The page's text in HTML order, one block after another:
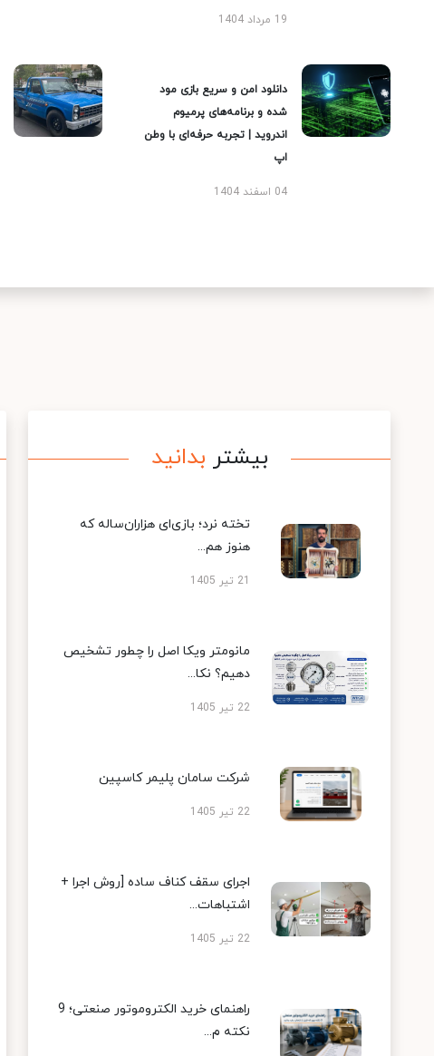
19 مرداد 1404
دانلود امن و سریع بازی مود
شده و برنامه‌های پرمیوم
اندروید | تجربه حرفه‌ای با وطن
اپ
04 اسفند 1404
بیشتر بدانید
تخته نرد؛ بازی‌ای هزاران‌ساله که
هنوز هم...
21 تیر 1405
مانومتر ویکا اصل را چطور تشخیص
دهیم؟ نکا...
22 تیر 1405
شرکت سامان پلیمر کاسپین
22 تیر 1405
اجرای سقف کناف ساده [روش اجرا +
اشتباهات...
22 تیر 1405
راهنمای خرید الکتروموتور صنعتی؛ 9
نکته م...